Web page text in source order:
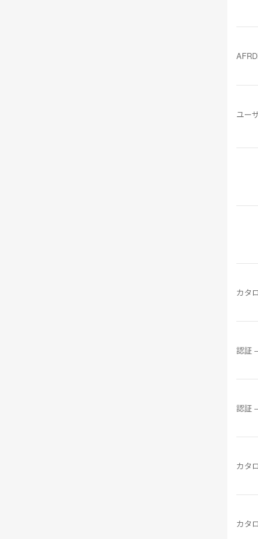
ユー
カタ
認証
認証
カタ
カタ